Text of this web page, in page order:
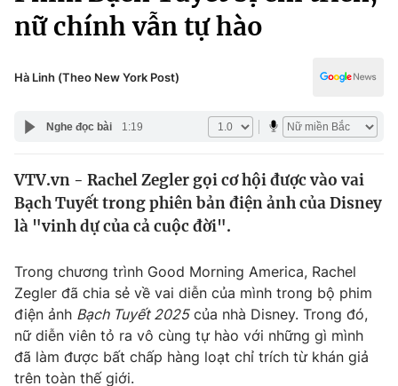
Chính trị
Pháp luật
Thế giới
Thế giới đó đây
Câu chuyện quốc tế
Kinh tế
Tài chính
Thị trường
Góc doanh nghiệp
Dữ liệu và đời sống
Truyền hình
Thể thao
Truyền hình
Y tế
Công nghệ
nữ chính vẫn tự hào
Hà Linh (Theo New York Post)
Nghe đọc bài 1:19
VTV.vn - Rachel Zegler gọi cơ hội được vào vai
Bạch Tuyết trong phiên bản điện ảnh của Disney
là "vinh dự của cả cuộc đời".
Trong chương trình Good Morning America, Rachel
Zegler đã chia sẻ về vai diễn của mình trong bộ phim
điện ảnh Bạch Tuyết 2025của nhà Disney. Trong đó,
nữ diễn viên tỏ ra vô cùng tự hào với những gì mình
đã làm được bất chấp hàng loạt chỉ trích từ khán giả
trên toàn thế giới.